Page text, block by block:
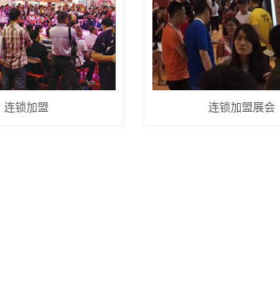
连锁加盟 连锁加盟展会